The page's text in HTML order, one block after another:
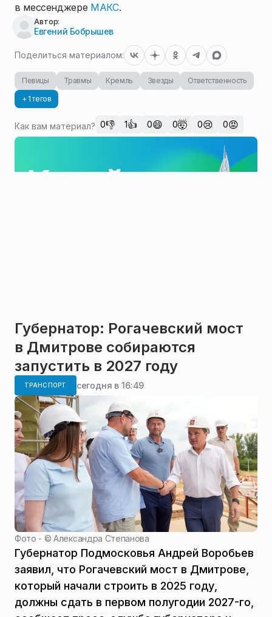
в мессенджере МАКС.
Автор:
Евгений Бобрышев
Поделиться материалом:
Певицы Травмы Кремль Звезды
Ответственность
+ 1 тегов
Как вам материал? 0👎 1👍 0😄 0🤯 0😢 0😡
Губернатор: Рогачевский мост
в Дмитрове собираются
запустить в 2027 году
ТРАНСПОРТ сегодня в 16:49
Фото - ©Александра Степанова
Губернатор Подмосковья Андрей Воробьев
заявил, что Рогачевский мост в Дмитрове,
который начали строить в 2025 году,
должны сдать в первом полугодии 2027-го,